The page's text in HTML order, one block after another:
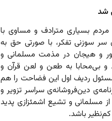
شد
بسیاری مترادف و مساوی با
سوزنی تفکر، با صورتی حق به
و هیجان در مذمت مسلمانی و
بی‌محابا به طعن و لعن قرآن و
ردیف اول این فضاحت را هم
دین‌فروشانه‌ی سراسر تزویر و
مسلمانی و تشیع اشمئزازی پدید
باشد.